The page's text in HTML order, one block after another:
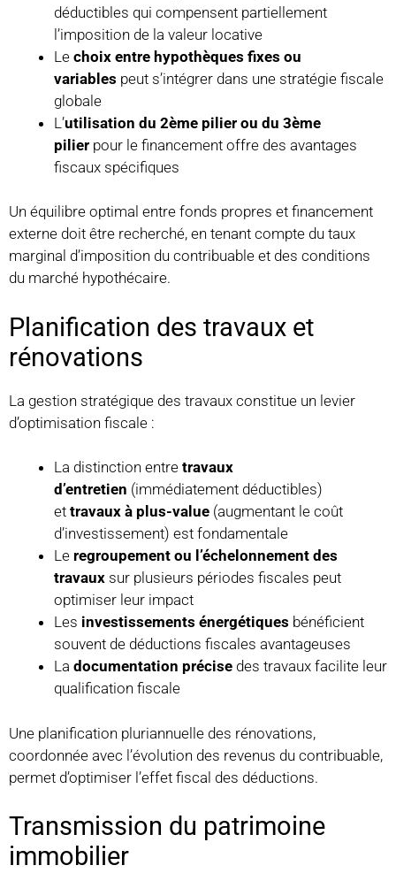
déductibles qui compensent partiellement
l’imposition de la valeur locative
Le choix entre hypothèques fixes ou
variables peut s’intégrer dans une stratégie fiscale
globale
L’utilisation du 2ème pilier ou du 3ème
pilier pour le financement offre des avantages
fiscaux spécifiques
Un équilibre optimal entre fonds propres et financement
externe doit être recherché, en tenant compte du taux
marginal d’imposition du contribuable et des conditions
du marché hypothécaire.
Planification des travaux et
rénovations
La gestion stratégique des travaux constitue un levier
d’optimisation fiscale :
La distinction entre travaux
d’entretien (immédiatement déductibles)
et travaux à plus-value (augmentant le coût
d’investissement) est fondamentale
Le regroupement ou l’échelonnement des
travaux sur plusieurs périodes fiscales peut
optimiser leur impact
Les investissements énergétiques bénéficient
souvent de déductions fiscales avantageuses
La documentation précise des travaux facilite leur
qualification fiscale
Une planification pluriannuelle des rénovations,
coordonnée avec l’évolution des revenus du contribuable,
permet d’optimiser l’effet fiscal des déductions.
Transmission du patrimoine
immobilier